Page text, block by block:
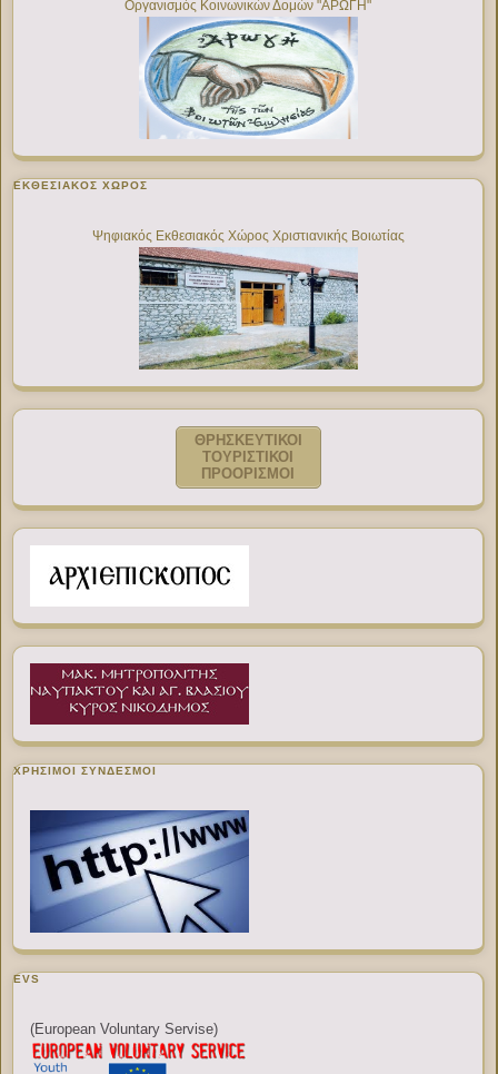
Οργανισμός Κοινωνικών Δομών "ΑΡΩΓΗ"
ΕΚΘΕΣΙΑΚΌΣ ΧΏΡΟΣ
Ψηφιακός Εκθεσιακός Χώρος Χριστιανικής Βοιωτίας
ΘΡΗΣΚΕΥΤΙΚΟΙ
ΤΟΥΡΙΣΤΙΚΟΙ
ΠΡΟΟΡΙΣΜΟΙ
ΧΡΉΣΙΜΟΙ ΣΎΝΔΕΣΜΟΙ
EVS
(European Voluntary Servise)